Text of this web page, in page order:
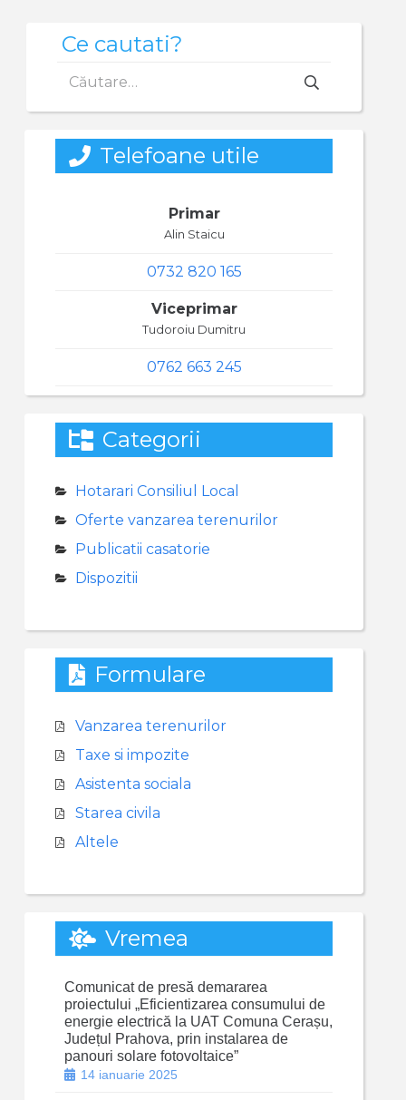
Ce cautati?
după:
Telefoane utile
Primar
Alin Staicu
0732 820 165
Viceprimar
Tudoroiu Dumitru
0762 663 245
Categorii
Hotarari Consiliul Local
Oferte vanzarea terenurilor
Publicatii casatorie
Dispozitii
Formulare
Vanzarea terenurilor
Taxe si impozite
Asistenta sociala
Starea civila
Altele
Vremea
Comunicat de presă demararea
proiectului „Eficientizarea consumului de
energie electrică la UAT Comuna Cerașu,
Județul Prahova, prin instalarea de
panouri solare fotovoltaice”
14 ianuarie 2025